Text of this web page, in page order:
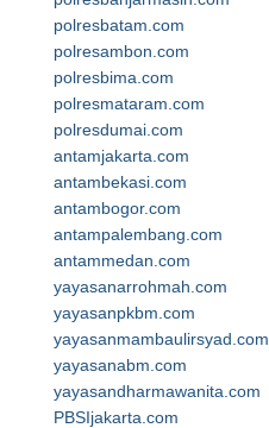
polresbatam.com
polresambon.com
polresbima.com
polresmataram.com
polresdumai.com
antamjakarta.com
antambekasi.com
antambogor.com
antampalembang.com
antammedan.com
yayasanarrohmah.com
yayasanpkbm.com
yayasanmambaulirsyad.com
yayasanabm.com
yayasandharmawanita.com
PBSIjakarta.com